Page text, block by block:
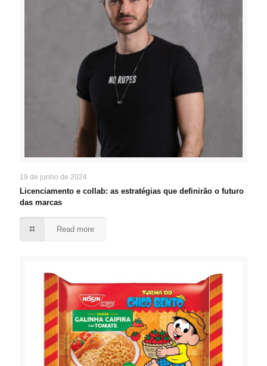
19 de junho de 2024
Licenciamento e collab: as estratégias que definirão o futuro
das marcas
Read more